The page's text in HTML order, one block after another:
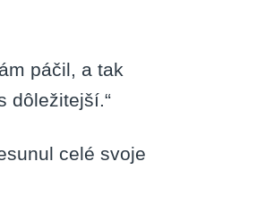
páčil, a tak
dôležitejší.“
celé svoje